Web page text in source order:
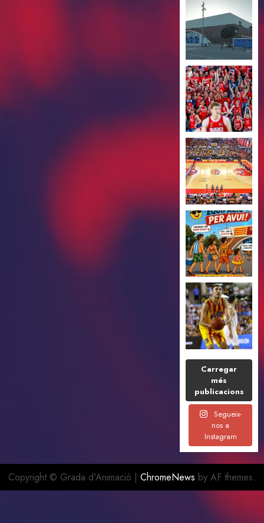
Carregar
més
publicacions
Segueix-
nos a
Instagram
Copyright © Grada d'Animació | ChromeNews by AF themes.